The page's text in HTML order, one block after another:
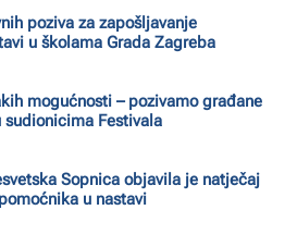
poziva za zapošljavanje
u školama Grada Zagreba
mogućnosti – pozivamo građane
Festivala
Sopnica objavila je natječaj
u nastavi